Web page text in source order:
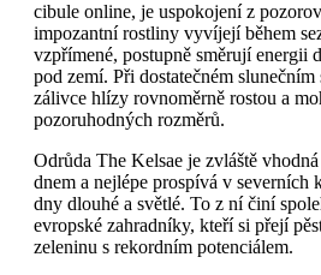
cibule online, je uspokojení z
impozantní rostliny vyvíjejí během
vzpřímené, postupně směrují energii
pod zemí. Při dostatečném
zálivce hlízy rovnoměrně rostou a
pozoruhodných rozměrů.
Odrůda The Kelsae je zvláště
dnem a nejlépe prospívá v severních
dny dlouhé a světlé. To z ní činí
evropské zahradníky, kteří si přejí
zeleninu s rekordním potenciálem.